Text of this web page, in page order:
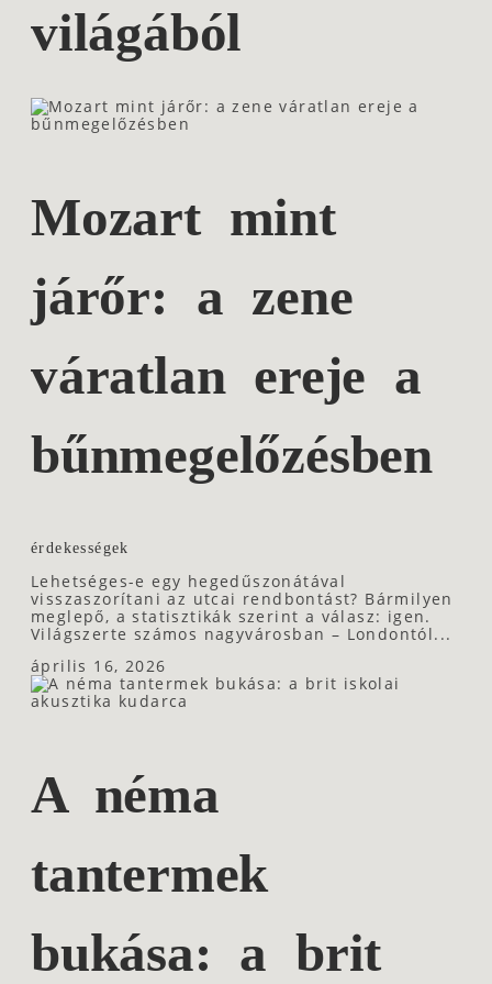
világából
Mozart mint
járőr: a zene
váratlan ereje a
bűnmegelőzésben
érdekességek
Lehetséges-e egy hegedűszonátával
visszaszorítani az utcai rendbontást? Bármilyen
meglepő, a statisztikák szerint a válasz: igen.
Világszerte számos nagyvárosban – Londontól...
április 16, 2026
A néma
tantermek
bukása: a brit